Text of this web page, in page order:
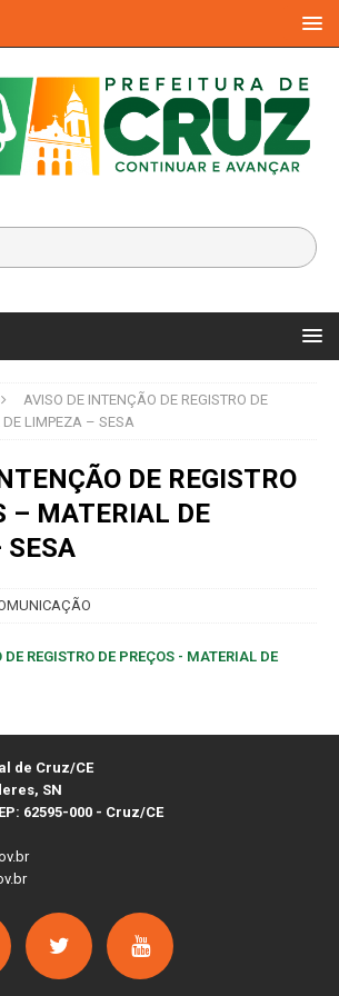
AVISO DE INTENÇÃO DE REGISTRO DE
LIMPEZA – SESA
DE REGISTRO
– MATERIAL DE
REGISTRO DE PREÇOS - MATERIAL DE
de Cruz/CE
SN
62595-000 - Cruz/CE